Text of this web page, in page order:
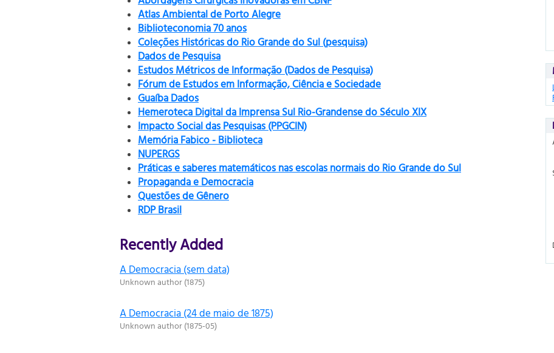
Atlas Ambiental de Porto Alegre
Biblioteconomia 70 anos
Coleções Históricas do Rio Grande do Sul (pesquisa)
Dados de Pesquisa
Estudos Métricos de Informação (Dados de Pesquisa)
Fórum de Estudos em Informação, Ciência e Sociedade
Guaíba Dados
Hemeroteca Digital da Imprensa Sul Rio-Grandense do Século XIX
Impacto Social das Pesquisas (PPGCIN)
Memória Fabico - Biblioteca
NUPERGS
Práticas e saberes matemáticos nas escolas normais do Rio Grande do Sul
Propaganda e Democracia
Questões de Gênero
RDP Brasil
Recently Added
A Democracia (sem data)
Unknown author(1875)
A Democracia (24 de maio de 1875)
Unknown author(1875-05)